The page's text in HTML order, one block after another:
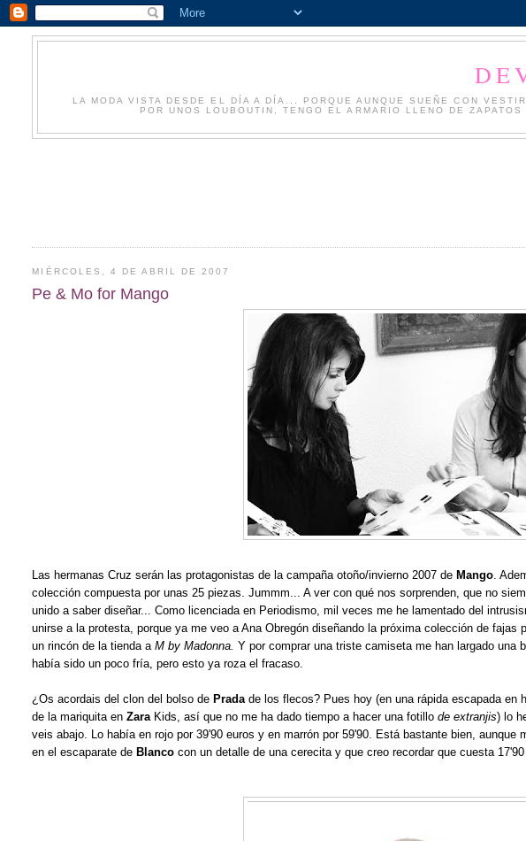
LA MODA VISTA DESDE EL DÍA A DÍA... PORQUE AUNQUE SUEÑE CON
POR UNOS LOUBOUTIN, TENGO EL ARMARIO LLENO DE
MIÉRCOLES, 4 DE ABRIL DE 2007
Pe & Mo for Mango
Las hermanas Cruz serán las protagonistas de la campaña otoño/invierno 2007 de Mango.
colección compuesta por unas 25 piezas. Jummm... A ver con qué nos sorprenden, que no
unido a saber diseñar... Como licenciada en Periodismo, mil veces me he lamentado del
unirse a la protesta, porque ya me veo a Ana Obregón diseñando la próxima colección de fajas
un rincón de la tienda aM by Madonna. Y por comprar una triste camiseta me han largado
había sido un poco fría, pero esto ya roza el fracaso.
¿Os acordais del clon del bolso de Pradade los flecos? Pues hoy (en una rápida escapada en
de la mariquita enZaraKids, así que no me ha dado tiempo a hacer una fotillode extranjis) lo
veis abajo. Lo había en rojo por 39'90 euros y en marrón por 59'90. Está bastante bien,
en el escaparate de Blanco con un detalle de una cerecita y que creo recordar que cuesta